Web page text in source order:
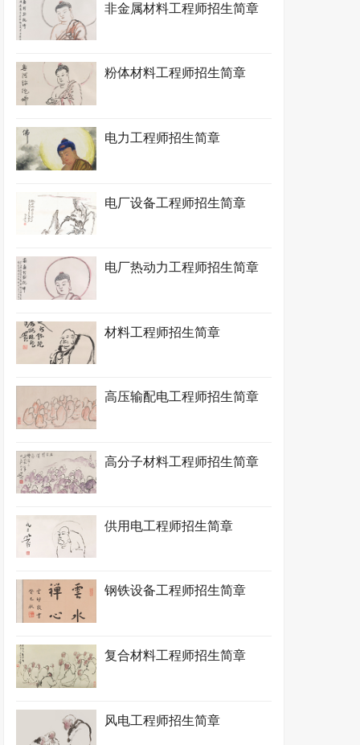
非金属材料工程师招生简章
粉体材料工程师招生简章
电力工程师招生简章
电厂设备工程师招生简章
电厂热动力工程师招生简章
材料工程师招生简章
高压输配电工程师招生简章
高分子材料工程师招生简章
供用电工程师招生简章
钢铁设备工程师招生简章
复合材料工程师招生简章
风电工程师招生简章